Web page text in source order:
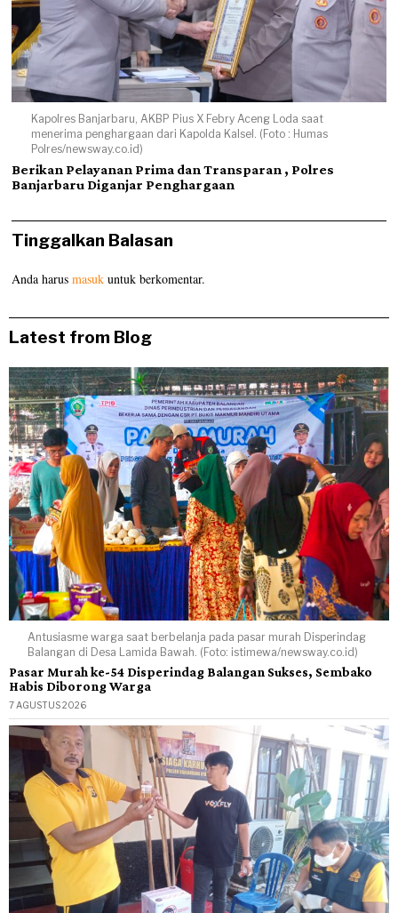
Kapolres Banjarbaru, AKBP Pius X Febry Aceng Loda saat
menerima penghargaan dari Kapolda Kalsel. (Foto : Humas
Polres/newsway.co.id)
Berikan Pelayanan Prima dan Transparan , Polres
Banjarbaru Diganjar Penghargaan
Tinggalkan Balasan
Anda harusmasuk untuk berkomentar.
Latest from Blog
Antusiasme warga saat berbelanja pada pasar murah Disperindag
Balangan di Desa Lamida Bawah. (Foto: istimewa/newsway.co.id)
Pasar Murah ke-54 Disperindag Balangan Sukses, Sembako
Habis Diborong Warga
7 AGUSTUS 2026